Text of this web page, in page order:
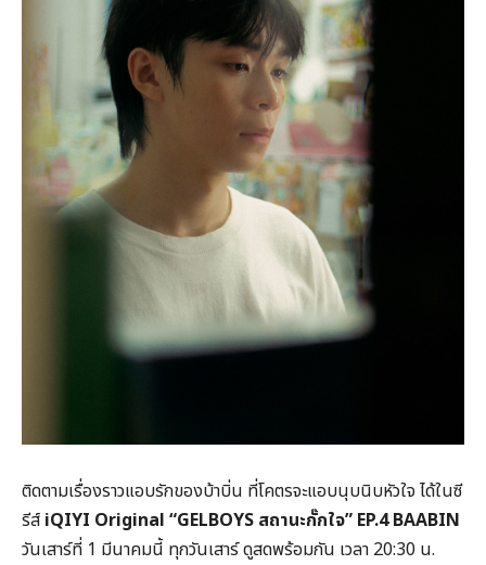
ติดตามเรื่องราวแอบรักของบ้าบิ่น ที่โคตรจะแอบนุบนิบหัวใจ ได้ในซี
รีส์ iQIYI Original “GELBOYS สถานะกั๊กใจ” EP.4 BAABIN
วันเสาร์ที่ 1 มีนาคมนี้ ทุกวันเสาร์ ดูสดพร้อมกัน เวลา 20:30 น.